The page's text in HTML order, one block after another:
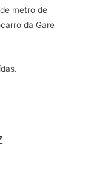
metro de
da Gare